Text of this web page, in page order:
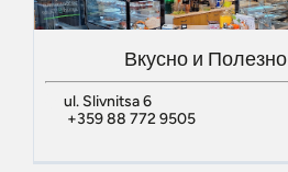
Вкусно и Полезно
ul. Slivnitsa 6
+359 88 772 9505